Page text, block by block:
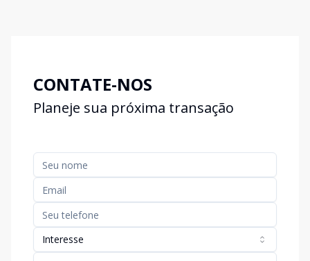
CONTATE-NOS
Planeje sua próxima transação
Interesse